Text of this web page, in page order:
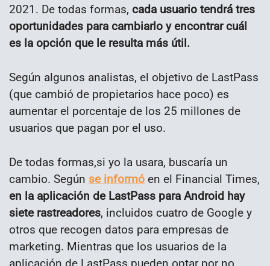
2021. De todas formas, cada usuario tendrá tres
oportunidades para cambiarlo y encontrar cuál
es la opción que le resulta más útil.
Según algunos analistas, el objetivo de LastPass
(que cambió de propietarios hace poco) es
aumentar el porcentaje de los 25 millones de
usuarios que pagan por el uso.
De todas formas,si yo la usara, buscaría un
cambio. Según se informó en el Financial Times,
en la aplicación de LastPass para Android hay
siete rastreadores, incluidos cuatro de Google y
otros que recogen datos para empresas de
marketing. Mientras que los usuarios de la
aplicación de LastPass pueden optar por no